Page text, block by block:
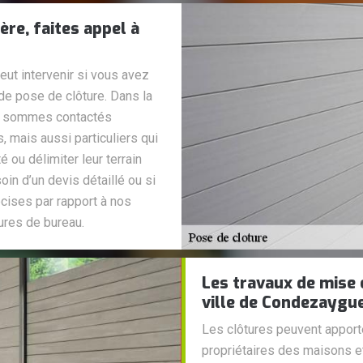
faites appel à
intervenir si vous avez
pose de clôture. Dans la
contactés
mais aussi particuliers qui
ou délimiter leur terrain
d’un devis détaillé ou si
par rapport à nos
de bureau.
Les travaux de
ville de
Les clôtures peuvent
propriétaires des maisons